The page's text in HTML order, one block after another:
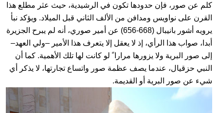
كلم عن صور، فإن حدودها تكون في الرشيدية، حيث عثر مطلع هذا
القرن على نواويس ومدافن من الألف الثاني قبل الميلاد. ويؤكد نبأ
يرويه أشور بانيبال (668-656) عن أمير صوري، أنه لم يبرح الجزيرة
أبدا، صواب هذا الرأي، إذ لا يعقل إلا يتعرف هذا الأمير –ولي العهد–
إلى صور البرية ولا يزورها مرارا ً لو كانت لها تلك الأهمية. كما أن
النبي حزقيال، عندما يصف عظمة صور واتساع تجارتها، لا يذكر أي
شيء عن صور البرية أو القديمة.